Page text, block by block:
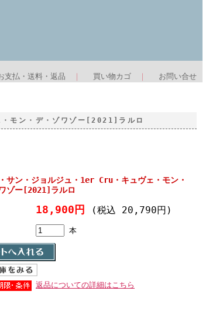
支払・送料・返品 買い物カゴ お問い合せ
モン・デ・ゾワゾー[2021]ラルロ
サン・ジョルジュ・1er Cru・キュヴェ・モン・
ゾー[2021]ラルロ
18,900円 (税込 20,790円)
本
返品についての詳細はこちら